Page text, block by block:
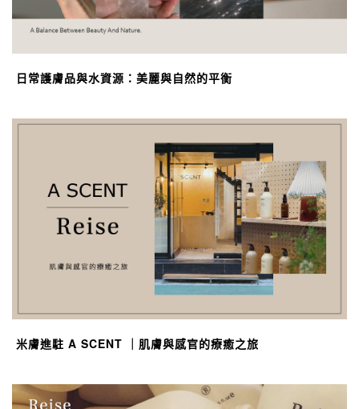
日常護膚品與水資源：美麗與自然的平衡
米膚進駐 A SCENT ｜肌膚與感官的療癒之旅